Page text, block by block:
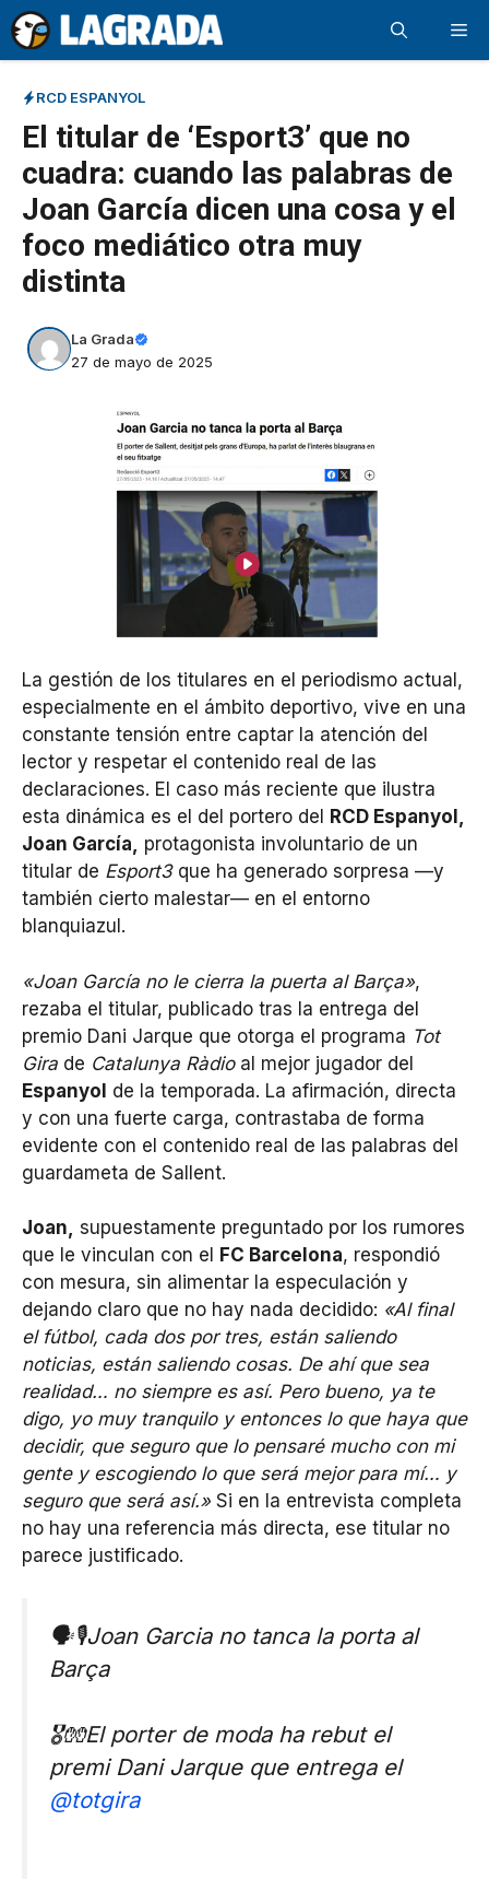
Saltar
al
contenido
RCD ESPANYOL
El titular de ‘Esport3’ que no
cuadra: cuando las palabras de
Joan García dicen una cosa y el
foco mediático otra muy
distinta
La Grada
27 de mayo de 2025
La gestión de los titulares en el periodismo actual,
especialmente en el ámbito deportivo, vive en una
constante tensión entre captar la atención del
lector y respetar el contenido real de las
declaraciones. El caso más reciente que ilustra
esta dinámica es el del portero del
RCD Espanyol,
Joan García, protagonista involuntario de un
titular de Esport3que ha generado sorpresa —y
también cierto malestar— en el entorno
blanquiazul.
«Joan García no le cierra la puerta al Barça»,
rezaba el titular, publicado tras la entrega del
premio Dani Jarque que otorga el programa Tot
Gira de Catalunya Ràdioal mejor jugador del
Espanyol de la temporada. La afirmación, directa
y con una fuerte carga, contrastaba de forma
evidente con el contenido real de las palabras del
guardameta de Sallent.
Joan, supuestamente preguntado por los rumores
que le vinculan con el
FC Barcelona, respondió
con mesura, sin alimentar la especulación y
dejando claro que no hay nada decidido: «Al final
el fútbol, cada dos por tres, están saliendo
noticias, están saliendo cosas. De ahí que sea
realidad… no siempre es así. Pero bueno, ya te
digo, yo muy tranquilo y entonces lo que haya que
decidir, que seguro que lo pensaré mucho con mi
gente y escogiendo lo que será mejor para mí… y
seguro que será así.» Si en la entrevista completa
no hay una referencia más directa, ese titular no
parece justificado.
🗣️🎙️Joan Garcia no tanca la porta al
Barça
🎖️🧤El porter de moda ha rebut el
premi Dani Jarque que entrega el
@totgira